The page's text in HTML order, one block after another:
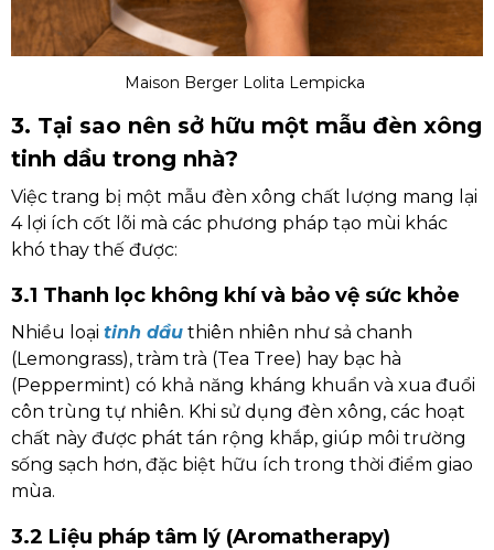
Maison Berger Lolita Lempicka
3. Tại sao nên sở hữu một mẫu đèn xông
tinh dầu trong nhà?
Việc trang bị một mẫu đèn xông chất lượng mang lại
4 lợi ích cốt lõi mà các phương pháp tạo mùi khác
khó thay thế được:
3.1 Thanh lọc không khí và bảo vệ sức khỏe
Nhiều loại tinh dầu thiên nhiên như sả chanh
(Lemongrass), tràm trà (Tea Tree) hay bạc hà
(Peppermint) có khả năng kháng khuẩn và xua đuổi
côn trùng tự nhiên. Khi sử dụng đèn xông, các hoạt
chất này được phát tán rộng khắp, giúp môi trường
sống sạch hơn, đặc biệt hữu ích trong thời điểm giao
mùa.
3.2 Liệu pháp tâm lý (Aromatherapy)